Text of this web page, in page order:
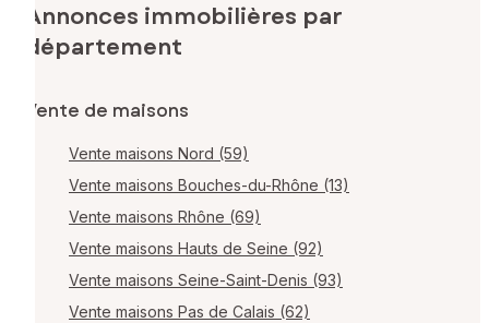
Annonces immobilières par
département
Vente de maisons
Vente maisons Nord (59)
Vente maisons Bouches-du-Rhône (13)
Vente maisons Rhône (69)
Vente maisons Hauts de Seine (92)
Vente maisons Seine-Saint-Denis (93)
Vente maisons Pas de Calais (62)